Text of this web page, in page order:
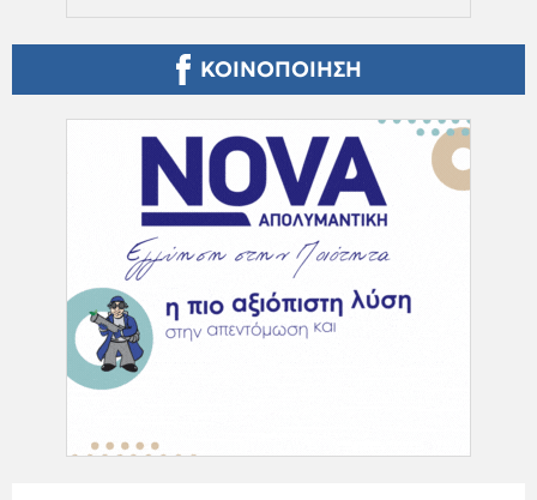
ΚΟΙΝΟΠΟΙΗΣΗ